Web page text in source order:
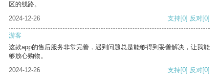
区的线路。
2024-12-26
支持[0] 反对[0]
游客
这款app的售后服务非常完善，遇到问题总是能够得到妥善解决，让我能
够放心购物。
2024-12-26
支持[0] 反对[0]